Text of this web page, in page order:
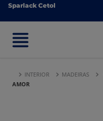
Sparlack Cetol
Sparlack Cetol
INTERIOR MADEIRAS
AMOR